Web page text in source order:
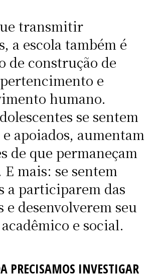
transmitir
a escola também é
de construção de
e
humano.
se sentem
apoiados, aumentam
de que permaneçam
E mais: se sentem
a participarem das
e desenvolverem seu
e social.
PRECISAMOS INVESTIGAR